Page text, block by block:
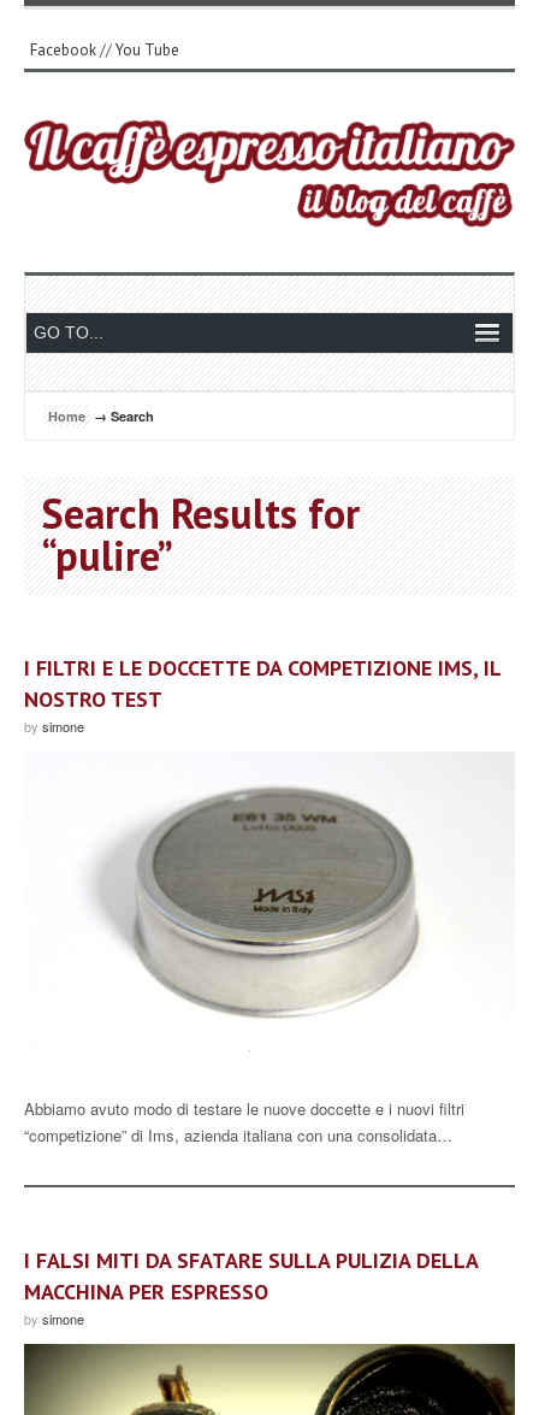
Facebook//You Tube
Home → Search
Search Results for
“pulire”
I FILTRI E LE DOCCETTE DA COMPETIZIONE IMS, IL
NOSTRO TEST
by simone
Abbiamo avuto modo di testare le nuove doccette e i nuovi filtri
“competizione” di Ims, azienda italiana con una consolidata…
I FALSI MITI DA SFATARE SULLA PULIZIA DELLA
MACCHINA PER ESPRESSO
by simone